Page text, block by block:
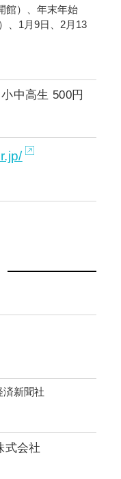
館）、年末年始
、1月9日、2月13
中高生 500円
済新聞社
式会社